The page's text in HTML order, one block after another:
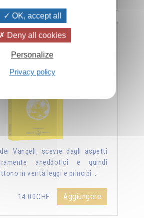
Nuova luce sui vangeli
Vangeli, scevre dagli aspetti
aneddotici e quindi
in verità leggi e principi …
14.00CHF Aggiungere
OK, accept all
Deny all cookies
Personalize
Privacy policy